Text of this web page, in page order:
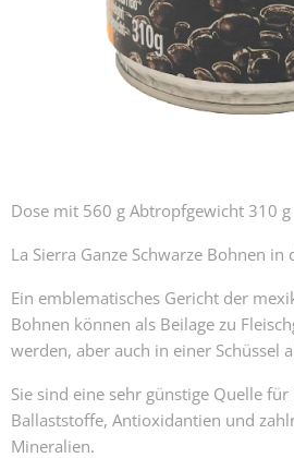
Dose mit 560 g Abtropfgewicht 310 g
La Sierra Ganze Schwarze Bohnen in
Ein emblematisches Gericht der
Bohnen können als Beilage zu
werden, aber auch in einer Schüssel
Sie sind eine sehr günstige Quelle
Ballaststoffe, Antioxidantien und
Mineralien.